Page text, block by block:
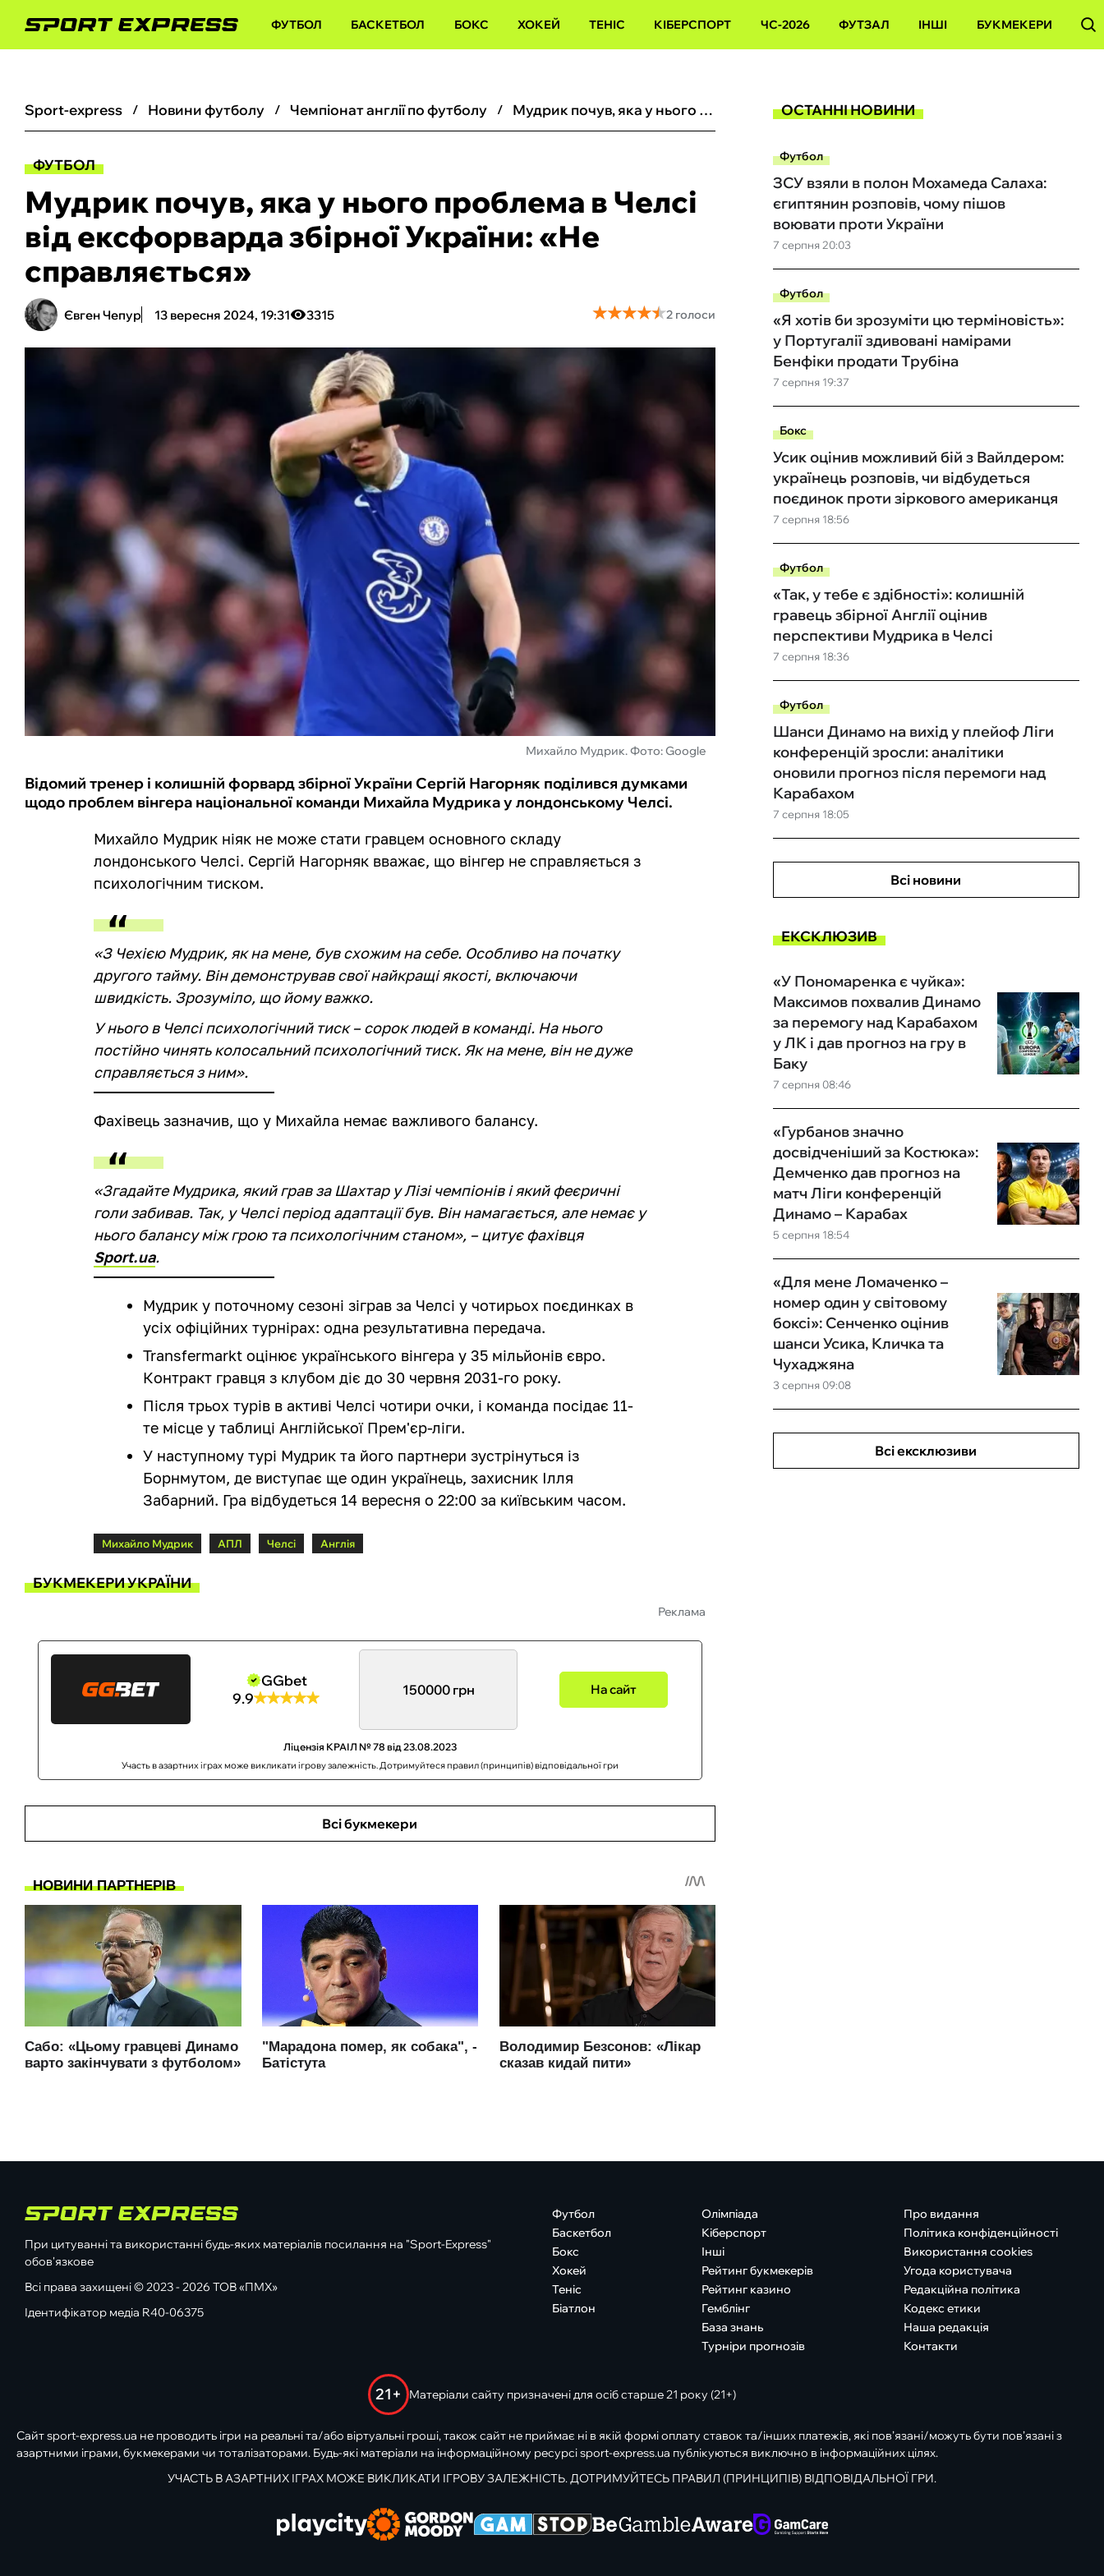
ФУТБОЛ БАСКЕТБОЛ БОКС ХОКЕЙ ТЕНІС КІБЕРСПОРТ ЧС-2026 ФУТЗАЛ ІНШІ БУКМЕКЕРИ
sport-express новини футболу чемпіонат англії по футболу Мудрик почув, яка у нього проблема в Челсі від ексфорварда збірної України: «‎Не справляється»
ФУТБОЛ
Мудрик почув, яка у нього проблема в Челсі
від ексфорварда збірної України: «‎Не
справляється»
Євген Чепур 13 вересня 2024, 19:31 3315 ★★★★★
★★★★★2 голоси
Михайло Мудрик. Фото: Google
Відомий тренер і колишній форвард збірної України Сергій Нагорняк поділився думками
щодо проблем вінгера національної команди Михайла Мудрика у лондонському Челсі.
Михайло Мудрик ніяк не може стати гравцем основного складу
лондонського Челсі. Сергій Нагорняк вважає, що вінгер не справляється з
психологічним тиском.
«З Чехією Мудрик, як на мене, був схожим на себе. Особливо на початку
другого тайму. Він демонстрував свої найкращі якості, включаючи
швидкість. Зрозуміло, що йому важко.
У нього в Челсі психологічний тиск – сорок людей в команді. На нього
постійно чинять колосальний психологічний тиск. Як на мене, він не дуже
справляється з ним».
Фахівець зазначив, що у Михайла немає важливого балансу.
«Згадайте Мудрика, який грав за Шахтар у Лізі чемпіонів і який феєричні
голи забивав. Так, у Челсі період адаптації був. Він намагається, але немає у
нього балансу між грою та психологічним станом», – цитує фахівця
Sport.ua.
Мудрик у поточному сезоні зіграв за Челсі у чотирьох поєдинках в
усіх офіційних турнірах: одна результативна передача.
Transfermarkt оцінює українського вінгера у 35 мільйонів євро.
Контракт гравця з клубом діє до 30 червня 2031-го року.
Після трьох турів в активі Челсі чотири очки, і команда посідає 11-
те місце у таблиці Англійської Прем'єр-ліги.
У наступному турі Мудрик та його партнери зустрінуться із
Борнмутом, де виступає ще один українець, захисник Ілля
Забарний. Гра відбудеться 14 вересня о 22:00 за київським часом.
Михайло Мудрик АПЛ Челсі Англія
БУКМЕКЕРИ УКРАЇНИ
Реклама
GGbet
9.9
150000 грн На сайт
Ліцензія КРАІЛ № 78 від 23.08.2023
Участь в азартних іграх може викликати ігрову залежність. Дотримуйтеся правил (принципів) відповідальної гри
Всі букмекери
ОСТАННІ НОВИНИ
Футбол
7 серпня 20:03
ЗСУ взяли в полон Мохамеда Салаха:
єгиптянин розповів, чому пішов
воювати проти України
Футбол
7 серпня 19:37
«Я хотів би зрозуміти цю терміновість»:
у Португалії здивовані намірами
Бенфіки продати Трубіна
Бокс
7 серпня 18:56
Усик оцінив можливий бій з Вайлдером:
українець розповів, чи відбудеться
поєдинок проти зіркового американця
Футбол
7 серпня 18:36
«Так, у тебе є здібності»: колишній
гравець збірної Англії оцінив
перспективи Мудрика в Челсі
Футбол
7 серпня 18:05
Шанси Динамо на вихід у плейоф Ліги
конференцій зросли: аналітики
оновили прогноз після перемоги над
Карабахом
Всі новини
ЕКСКЛЮЗИВ
7 серпня 08:46
«У Пономаренка є чуйка»:
Максимов похвалив Динамо
за перемогу над Карабахом
у ЛК і дав прогноз на гру в
Баку
5 серпня 18:54
«Гурбанов значно
досвідченіший за Костюка»:
Демченко дав прогноз на
матч Ліги конференцій
Динамо – Карабах
3 серпня 09:08
«Для мене Ломаченко –
номер один у світовому
боксі»: Сенченко оцінив
шанси Усика, Кличка та
Чухаджяна
Всі ексклюзиви
При цитуванні та використанні будь-яких матеріалів посилання на "Sport-Express"
обов'язкове
Всі права захищені © 2023 - 2026 ТОВ «ПМХ»
Ідентифікатор медіа R40-06375
Футбол
Баскетбол
Бокс
Хокей
Теніс
Біатлон
Олімпіада
Кіберспорт
Інші
Рейтинг букмекерів
Рейтинг казино
Гемблінг
База знань
Турніри прогнозів
Про видання
Політика конфіденційності
Використання cookies
Угода користувача
Редакційна політика
Кодекс етики
Наша редакція
Контакти
21+ Матеріали сайту призначені для осіб старше 21 року (21+)
Сайт sport-express.ua не проводить ігри на реальні та/або віртуальні гроші, також сайт не приймає ні в якій формі оплату ставок та/інших платежів, які пов’язані/можуть бути пов’язані з
азартними іграми, букмекерами чи тоталізаторами. Будь-які матеріали на інформаційному ресурсі sport-express.ua публікуються виключно в інформаційних цілях.
УЧАСТЬ В АЗАРТНИХ ІГРАХ МОЖЕ ВИКЛИКАТИ ІГРОВУ ЗАЛЕЖНІСТЬ. ДОТРИМУЙТЕСЬ ПРАВИЛ (ПРИНЦИПІВ) ВІДПОВІДАЛЬНОЇ ГРИ.